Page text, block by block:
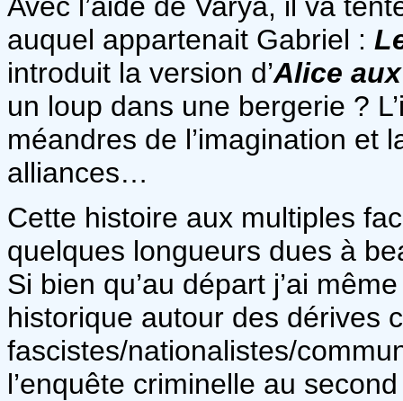
auquel appartenait Gabriel :
introduit la version d’Alice
un loup dans une bergerie ?
méandres de l’imagination et
alliances…
Cette histoire aux multiples
quelques longueurs dues à
Si bien qu’au départ j’ai
historique autour des dérives
fascistes/nationalistes/
l’enquête criminelle au